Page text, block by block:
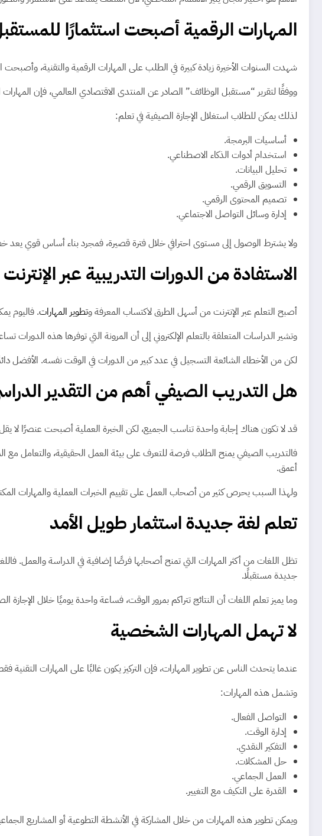
المهارات الرقمية أصبحت استثمارًا
شهدت السنوات الأخيرة زيادة كبيرة في الطلب على المهارات الرقمية والتقنية،
ووفقًا لتقرير “مستقبل الوظائف” الصادر عن المنتدى الاقتصادي العالمي، فإن المهارات
لذلك يمكن للطلاب استغلال الإجازة الصيفية في تعلم:
أساسيات البرمجة.
استخدام أدوات الذكاء الاصطناعي.
تحليل البيانات.
التسويق الرقمي.
تصميم المحتوى الرقمي.
إدارة وسائل التواصل الاجتماعي.
ولا يشترط الوصول إلى مستوى احترافي خلال فترة قصيرة، فمجرد بناء أساس قوي يعد
الاستفادة من الدورات التدريبية عبر الإنترنت
أصبح التعلم عبر الإنترنت من أسهل الطرق لاكتساب المعرفة وتطوير المهارات. فاليوم
وتشير الدراسات المتعلقة بالتعلم الإلكتروني إلى أن المرونة التي توفرها هذه
لكن من الأخطاء الشائعة التسجيل في عدد كبير من الدورات في الوقت نفسه. الأفضل
هل التدريب الصيفي أهم من التقدير
قد لا تكون هناك إجابة واحدة تناسب الجميع، لكن الخبرة العملية أصبحت عنصرًا لا
فالتدريب الصيفي يمنح الطلاب فرصة للتعرف على بيئة العمل الحقيقية،
أعمق.
ولهذا السبب يحرص كثير من أصحاب العمل على تقييم الخبرات العملية والمهارات
تعلم لغة جديدة استثمار طويل الأمد
تظل اللغات من أكثر المهارات التي تمنح أصحابها فرصًا إضافية في الدراسة والعمل.
جديدة مستقبلًا.
وما يميز تعلم اللغات أن النتائج تتراكم بمرور الوقت، فساعة واحدة يوميًا خلال
لا تهمل المهارات الشخصية
عندما يتحدث الناس عن تطوير المهارات، فإن التركيز يكون غالبًا على المهارات
وتشمل هذه المهارات:
التواصل الفعال.
إدارة الوقت.
التفكير النقدي.
حل المشكلات.
العمل الجماعي.
القدرة على التكيف مع التغيير.
ويمكن تطوير هذه المهارات من خلال المشاركة في الأنشطة التطوعية أو المشاريع